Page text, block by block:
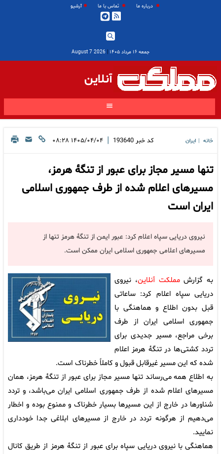
درباره ما تماس با ما آرشیو
جمعه ۱۶ مرداد ۱۴۰۵ |
2026 August 7
آنلاین
خانه ایران کد خبر 193640
| ۱۴۰۵/۰۴/۰۴ ۰۸:۲۸
تنها مسیر مجاز برای عبور از تنگۀ هرمز،
مسیرهای اعلام شده از طرف جمهوری اسلامی
ایران است
نیروی دریایی سپاه اعلام کرد: عبور ایمن از تنگۀ هرمز تنها از
مسیرهای اعلامی جمهوری اسلامی ایران ممکن است.
به گزارشمملکت آنلاین، نیروی
دریایی سپاه اعلام کرد: ساعاتی
قبل بدون اطلاع و هماهنگی با
جمهوری اسلامی ایران از طرف
برخی مراجع، مسیر جدیدی برای
تردد کشتی‌ها در تنگۀ هرمز اعلام
شده که این مسیر غیرقابل قبول و کاملاً خطرناک است.
به اطلاع همه می‌رساند تنها مسیر مجاز برای عبور از تنگۀ هرمز، همان
مسیرهای اعلام شده از طرف جمهوری اسلامی ایران می‌باشد، و تردد
شناورها در خارج از این مسیرها بسیار خطرناک و ممنوع بوده و اخطار
می‌دهیم از هرگونه تردد در خارج از مسیرهای ابلاغی جدا خودداری
نمایید.
هماهنگی با نیروی دریایی سپاه برای عبور از تنگۀ هرمز از طریق کانال